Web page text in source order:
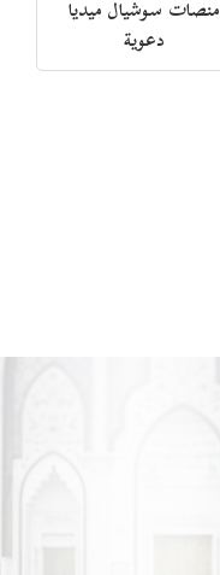
منصات سوشيال ميديا
دعوية